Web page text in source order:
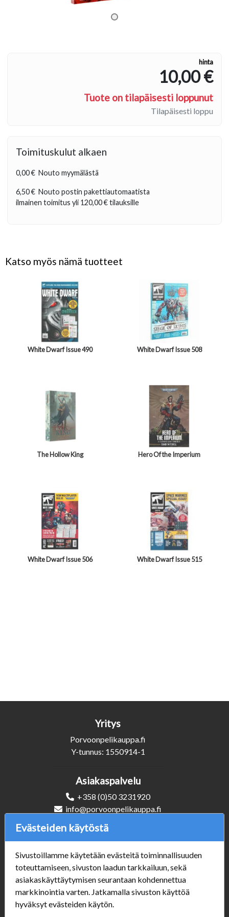
hinta
10,00 €
Tuote on tilapäisesti loppunut
Tilapäisesti loppu
Toimituskulut alkaen
0,00 € Nouto myymälästä
6,50 € Nouto postin pakettiautomaatista
ilmainen toimitus yli 120,00 €tilauksille
Katso myös nämä tuotteet
White Dwarf Issue 490 White Dwarf Issue 508
The Hollow King Hero Of the Imperium
White Dwarf Issue 506 White Dwarf Issue 515
Yritys
Porvoonpelikauppa.fi
Y-tunnus: 1550914-1
Asiakaspalvelu
+358 (0)50 3231920
info@porvoonpelikauppa.fi
Verkkokauppa
#Yhteiskuntavastuu
Evästeiden käytöstä
Sivustoillamme käytetään evästeitä toiminnallisuuden
toteuttamiseen, sivuston laadun tarkkailuun, sekä
asiakaskäyttäytymisen seurantaan kohdennettua
markkinointia varten. Jatkamalla sivuston käyttöä
hyväksyt evästeiden käytön.